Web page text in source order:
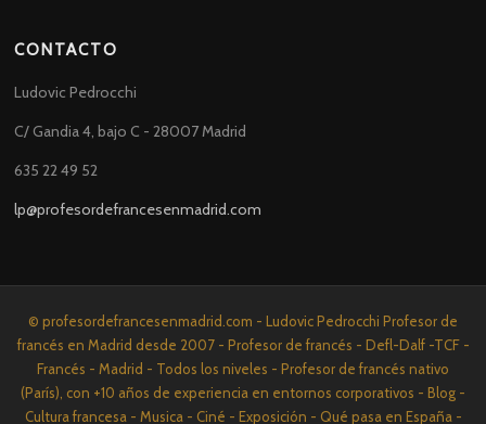
CONTACTO
Ludovic Pedrocchi
C/ Gandia 4, bajo C - 28007 Madrid
635 22 49 52
lp@profesordefrancesenmadrid.com
© profesordefrancesenmadrid.com - Ludovic Pedrocchi Profesor de
francés en Madrid desde 2007 - Profesor de francés - Defl-Dalf -TCF -
Francés - Madrid - Todos los niveles - Profesor de francés nativo
(París), con +10 años de experiencia en entornos corporativos - Blog -
Cultura francesa - Musica - Ciné - Exposición - Qué pasa en España -